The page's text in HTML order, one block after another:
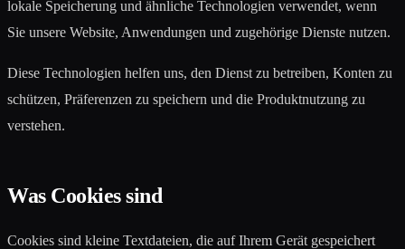
lokale Speicherung und ähnliche Technologien verwendet, wenn
Sie unsere Website, Anwendungen und zugehörige Dienste nutzen.
Diese Technologien helfen uns, den Dienst zu betreiben, Konten zu
schützen, Präferenzen zu speichern und die Produktnutzung zu
verstehen.
Was Cookies sind
Cookies sind kleine Textdateien, die auf Ihrem Gerät gespeichert